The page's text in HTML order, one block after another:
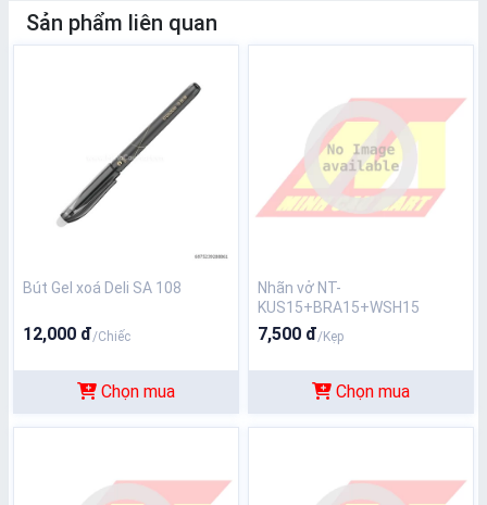
Sản phẩm liên quan
Bút Gel xoá Deli SA 108
12,000 đ/Chiếc
Chọn mua
Nhãn vở NT-
KUS15+BRA15+WSH15
7,500 đ/Kẹp
Chọn mua